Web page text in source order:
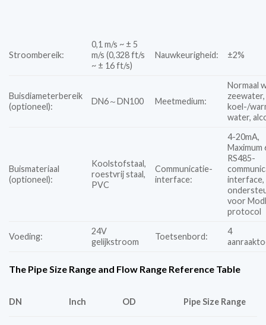
Stroombereik:
0,1 m/s ~ ± 5
m/s (0,328 ft/s
~ ± 16 ft/s)
Nauwkeurigheid: ±2%
Buisdiameterbereik
(optioneel):
DN6～DN100 Meetmedium:
Normaal
zeewater,
koel-/
water,
Buismateriaal
(optioneel):
Koolstofstaal,
roestvrij staal,
PVC
Communicatie-
interface:
4-20mA,
Maximum
RS485-
interface,
voor
protocol
Voeding:
24V
gelijkstroom
Toetsenbord:
4
The Pipe Size Range and Flow Range Reference Table
DN Inch OD Pipe Size Range